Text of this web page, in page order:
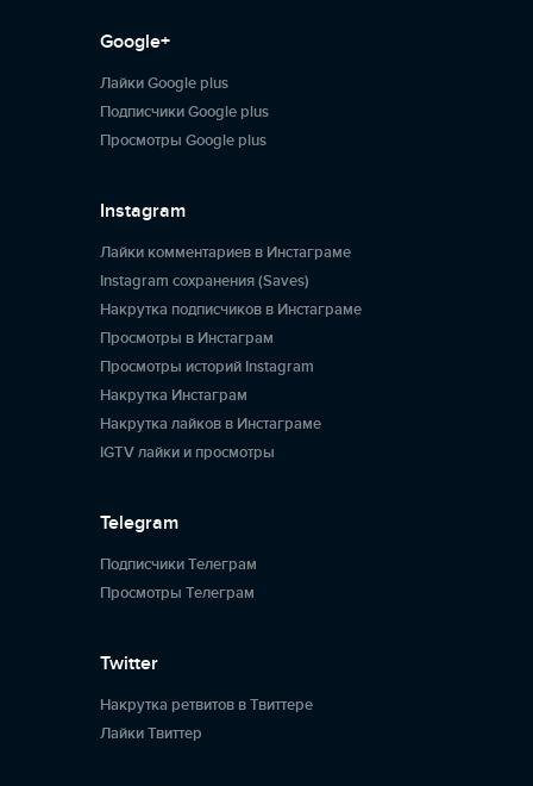
Google+
Лайки Google plus
Подписчики Google plus
Просмотры Google plus
Instagram
Лайки комментариев в Инстаграме
Instagram сохранения (Saves)
Накрутка подписчиков в Инстаграме
Просмотры в Инстаграм
Просмотры историй Instagram
Накрутка Инстаграм
Накрутка лайков в Инстаграме
IGTV лайки и просмотры
Telegram
Подписчики Телеграм
Просмотры Телеграм
Twitter
Накрутка ретвитов в Твиттере
Лайки Твиттер